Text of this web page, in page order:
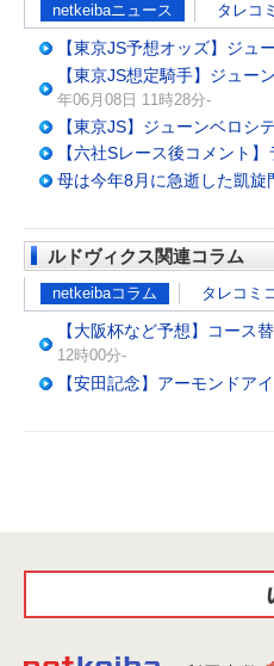
netkeibaニュース タレコ
【東京JS予想オッズ】ジュ
【東京JS想定騎手】ジュ
年06月08日 11時28分-
【東京JS】ジューンベロシ
【六社Sレース後コメント
母は今年8月に急逝した凱
ルドヴィクス関連コラム
netkeibaコラム タレコミ
【大阪杯など予想】コース
12時00分-
【安田記念】アーモンドア